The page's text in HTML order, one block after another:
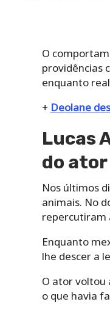
O
providências
enquanto
+ Deolane
Lucas
do ator
Nos últimos
animais. No
repercutiram
Enquanto
lhe descer a
O ator voltou
o que havia